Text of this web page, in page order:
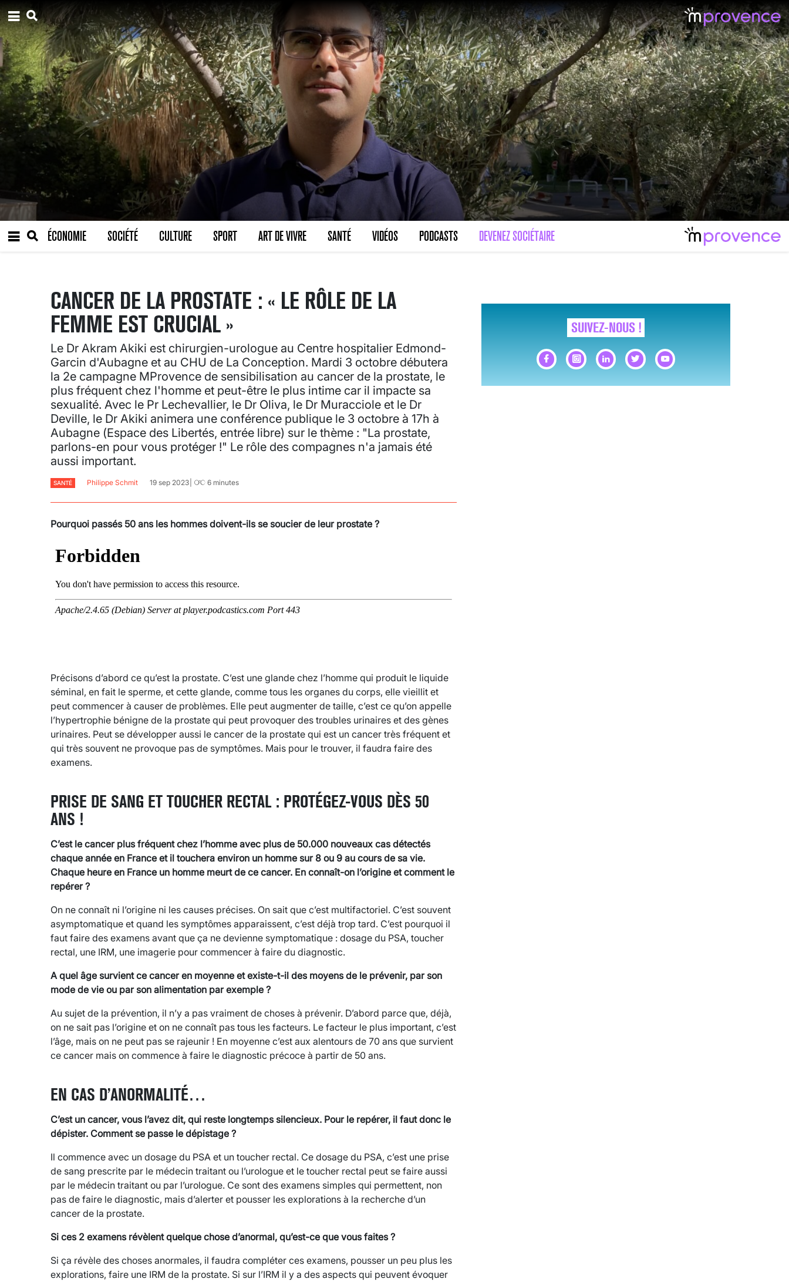
ÉCONOMIE SOCIÉTÉ CULTURE SPORT ART DE VIVRE SANTÉ VIDÉOS PODCASTS DEVENEZ SOCIÉTAIRE
CANCER DE LA PROSTATE : « LE RÔLE DE LA
FEMME EST CRUCIAL »
Le Dr Akram Akiki est chirurgien-urologue au Centre hospitalier Edmond-
Garcin d'Aubagne et au CHU de La Conception. Mardi 3 octobre débutera
la 2e campagne MProvence de sensibilisation au cancer de la prostate, le
plus fréquent chez l'homme et peut-être le plus intime car il impacte sa
sexualité. Avec le Pr Lechevallier, le Dr Oliva, le Dr Muracciole et le Dr
Deville, le Dr Akiki animera une conférence publique le 3 octobre à 17h à
Aubagne (Espace des Libertés, entrée libre) sur le thème : "La prostate,
parlons-en pour vous protéger !" Le rôle des compagnes n'a jamais été
aussi important.
SANTÉ Philippe Schmit 19 sep 2023 6 minutes
Pourquoi passés 50 ans les hommes doivent-ils se soucier de leur prostate ?
Précisons d’abord ce qu’est la prostate. C’est une glande chez l’homme qui produit le liquide
séminal, en fait le sperme, et cette glande, comme tous les organes du corps, elle vieillit et
peut commencer à causer de problèmes. Elle peut augmenter de taille, c’est ce qu’on appelle
l’hypertrophie bénigne de la prostate qui peut provoquer des troubles urinaires et des gènes
urinaires. Peut se développer aussi le cancer de la prostate qui est un cancer très fréquent et
qui très souvent ne provoque pas de symptômes. Mais pour le trouver, il faudra faire des
examens.
PRISE DE SANG ET TOUCHER RECTAL : PROTÉGEZ-VOUS DÈS 50
ANS !
C’est le cancer plus fréquent chez l’homme avec plus de 50.000 nouveaux cas détectés
chaque année en France et il touchera environ un homme sur 8 ou 9 au cours de sa vie.
Chaque heure en France un homme meurt de ce cancer. En connaît-on l’origine et comment le
repérer ?
On ne connaît ni l’origine ni les causes précises. On sait que c’est multifactoriel. C’est souvent
asymptomatique et quand les symptômes apparaissent, c’est déjà trop tard. C’est pourquoi il
faut faire des examens avant que ça ne devienne symptomatique : dosage du PSA, toucher
rectal, une IRM, une imagerie pour commencer à faire du diagnostic.
A quel âge survient ce cancer en moyenne et existe-t-il des moyens de le prévenir, par son
mode de vie ou par son alimentation par exemple ?
Au sujet de la prévention, il n’y a pas vraiment de choses à prévenir. D’abord parce que, déjà,
on ne sait pas l’origine et on ne connaît pas tous les facteurs. Le facteur le plus important, c’est
l’âge, mais on ne peut pas se rajeunir ! En moyenne c’est aux alentours de 70 ans que survient
ce cancer mais on commence à faire le diagnostic précoce à partir de 50 ans.
EN CAS D’ANORMALITÉ…
C’est un cancer, vous l’avez dit, qui reste longtemps silencieux. Pour le repérer, il faut donc le
dépister. Comment se passe le dépistage ?
Il commence avec un dosage du PSA et un toucher rectal. Ce dosage du PSA, c’est une prise
de sang prescrite par le médecin traitant ou l’urologue et le toucher rectal peut se faire aussi
par le médecin traitant ou par l’urologue. Ce sont des examens simples qui permettent, non
pas de faire le diagnostic, mais d’alerter et pousser les explorations à la recherche d’un
cancer de la prostate.
Si ces 2 examens révèlent quelque chose d’anormal, qu’est-ce que vous faites ?
Si ça révèle des choses anormales, il faudra compléter ces examens, pousser un peu plus les
explorations, faire une IRM de la prostate. Si sur l’IRM il y a des aspects qui peuvent évoquer
SUIVEZ-NOUS !